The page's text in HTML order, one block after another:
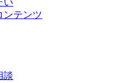
い
ンテンツ
談